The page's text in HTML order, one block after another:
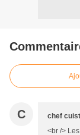
C chef
<br />